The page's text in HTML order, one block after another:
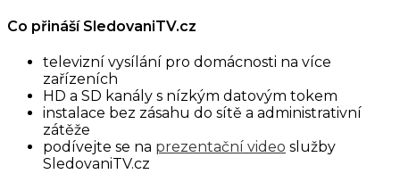
Co přináší SledovaniTV.cz
televizní vysílání pro domácnosti na více
zařízeních
HD a SD kanály s nízkým datovým tokem
instalace bez zásahu do sítě a administrativní
zátěže
podívejte se na prezentační video služby
SledovaniTV.cz